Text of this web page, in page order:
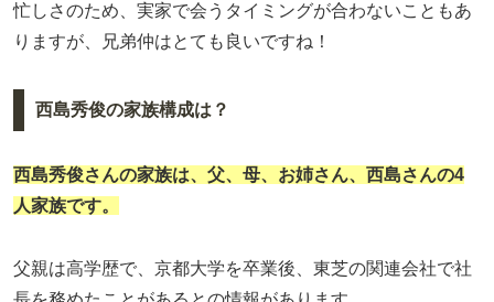
忙しさのため、実家で会うタイミングが合わないこともあ
りますが、兄弟仲はとても良いですね！
西島秀俊の家族構成は？
西島秀俊さんの家族は、父、母、お姉さん、西島さんの4
人家族です。
父親は高学歴で、京都大学を卒業後、東芝の関連会社で社